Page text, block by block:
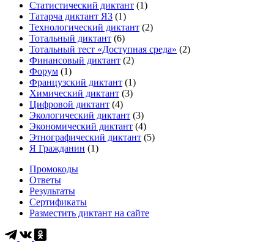
Статистический диктант (1)
Татарча диктант ЯЗ (1)
Технологический диктант (2)
Тотальный диктант (6)
Тотальный тест «Доступная среда» (2)
Финансовый диктант (2)
Форум (1)
Французский диктант (1)
Химический диктант (3)
Цифровой диктант (4)
Экологический диктант (3)
Экономический диктант (4)
Этнографический диктант (5)
Я Гражданин (1)
Промокоды
Ответы
Результаты
Сертификаты
Разместить диктант на сайте